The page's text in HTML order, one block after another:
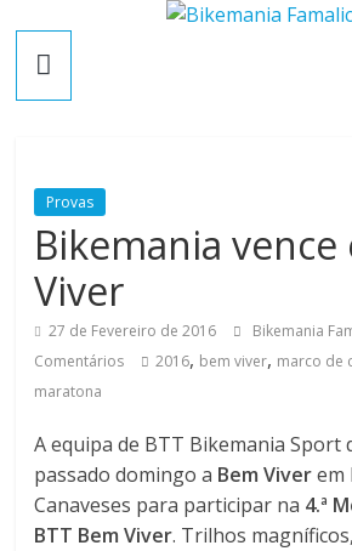
content
B
k
e
m
a
n
Provas
Bikemania vence
Viver
27 de Fevereiro de 2016 Bikemania
Comentários
2016, bem viver, marco de
maratona
A equipa de BTT Bikemania Sport
passado domingo a Bem Viverem
Canaveses para participar na 4.ª
BTT Bem Viver. Trilhos